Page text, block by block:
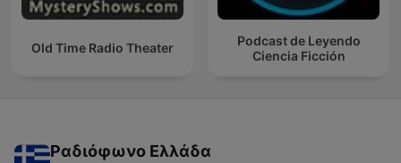
Old Time Radio Theater
Podcast de Leyendo
Ciencia Ficción
Ραδιόφωνο Ελλάδα